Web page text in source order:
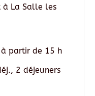
à La Salle les
partir de 15 h
2 déjeuners